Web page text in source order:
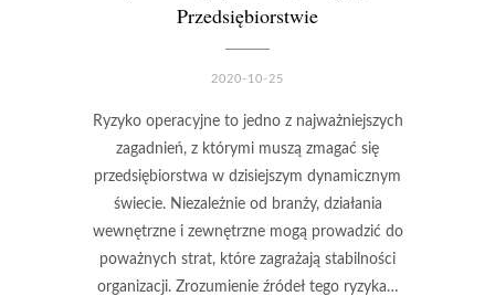
Przedsiębiorstwie
2020-10-25
Ryzyko operacyjne to jedno z najważniejszych
zagadnień, z którymi muszą zmagać się
przedsiębiorstwa w dzisiejszym dynamicznym
świecie. Niezależnie od branży, działania
wewnętrzne i zewnętrzne mogą prowadzić do
poważnych strat, które zagrażają stabilności
organizacji. Zrozumienie źródeł tego ryzyka…